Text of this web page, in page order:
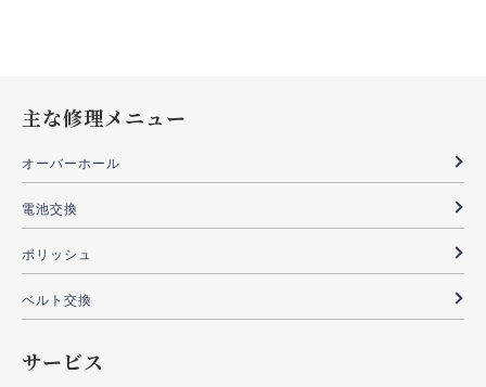
主な修理メニュー
オーバーホール
電池交換
ポリッシュ
ベルト交換
サービス